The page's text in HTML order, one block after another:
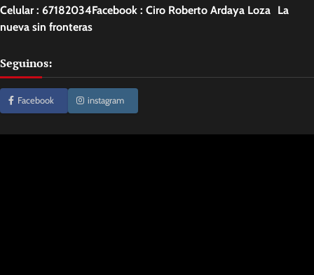
Celular : 67182034Facebook : Ciro Roberto Ardaya Loza La
nueva sin fronteras
Seguinos:
Facebook instagram